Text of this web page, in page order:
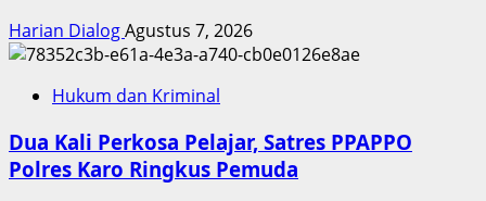
Harian DialogAgustus 7, 2026
Hukum dan Kriminal
Dua Kali Perkosa Pelajar, Satres PPAPPO
Polres Karo Ringkus Pemuda